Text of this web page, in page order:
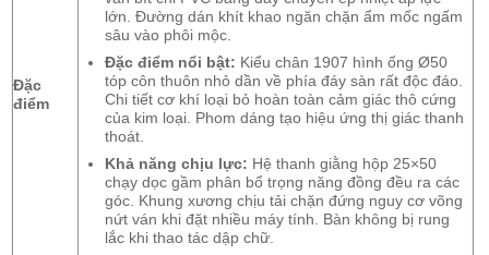
Đặc
điểm
lớn. Đường dán khít khao ngăn chặn ẩm mốc ngấm
sâu vào phôi mộc.
Đặc điểm nổi bật: Kiểu chân 1907 hình ống Ø50
tóp côn thuôn nhỏ dần về phía đáy sàn rất độc đáo.
Chi tiết cơ khí loại bỏ hoàn toàn cảm giác thô cứng
của kim loại. Phom dáng tạo hiệu ứng thị giác thanh
thoát.
Khả năng chịu lực: Hệ thanh giằng hộp 25×50
chạy dọc gầm phân bổ trọng năng đồng đều ra các
góc. Khung xương chịu tải chặn đứng nguy cơ võng
nứt ván khi đặt nhiều máy tính. Bàn không bị rung
lắc khi thao tác dập chữ.